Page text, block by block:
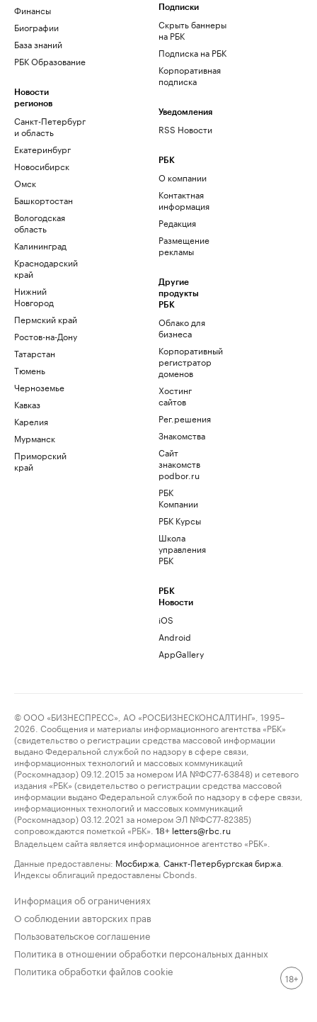
Финансы
Биографии
База знаний
РБК Образование
Новости
регионов
Санкт-Петербург
и область
Екатеринбург
Новосибирск
Омск
Башкортостан
Вологодская
область
Калининград
Краснодарский
край
Нижний
Новгород
Пермский край
Ростов-на-Дону
Татарстан
Тюмень
Черноземье
Кавказ
Карелия
Мурманск
Приморский
край
Подписки
Скрыть баннеры
на РБК
Подписка на РБК
Корпоративная
подписка
Уведомления
RSS Новости
РБК
О компании
Контактная
информация
Редакция
Размещение
рекламы
Другие
продукты
РБК
Облако для
бизнеса
Корпоративный
регистратор
доменов
Хостинг
сайтов
Рег.решения
Знакомства
Сайт
знакомств
podbor.ru
РБК
Компании
РБК Курсы
Школа
управления
РБК
РБК
Новости
iOS
Android
AppGallery
© ООО «БИЗНЕСПРЕСС», АО «РОСБИЗНЕСКОНСАЛТИНГ», 1995–
2026. Сообщения и материалы информационного агентства «РБК»
(свидетельство о регистрации средства массовой информации
выдано Федеральной службой по надзору в сфере связи,
информационных технологий и массовых коммуникаций
(Роскомнадзор) 09.12.2015 за номером ИА №ФС77-63848) и сетевого
издания «РБК» (свидетельство о регистрации средства массовой
информации выдано Федеральной службой по надзору в сфере связи,
информационных технологий и массовых коммуникаций
(Роскомнадзор) 03.12.2021 за номером ЭЛ №ФС77-82385)
сопровождаются пометкой «РБК».
18+ letters@rbc.ru
Владельцем сайта является информационное агентство «РБК».
Данные предоставлены: Мосбиржа Санкт-Петербургская биржа
Индексы облигаций предоставлены Cbonds.
Информация об ограничениях
О соблюдении авторских прав
Пользовательское соглашение
Политика в отношении обработки персональных данных
Политика обработки файлов cookie
18+